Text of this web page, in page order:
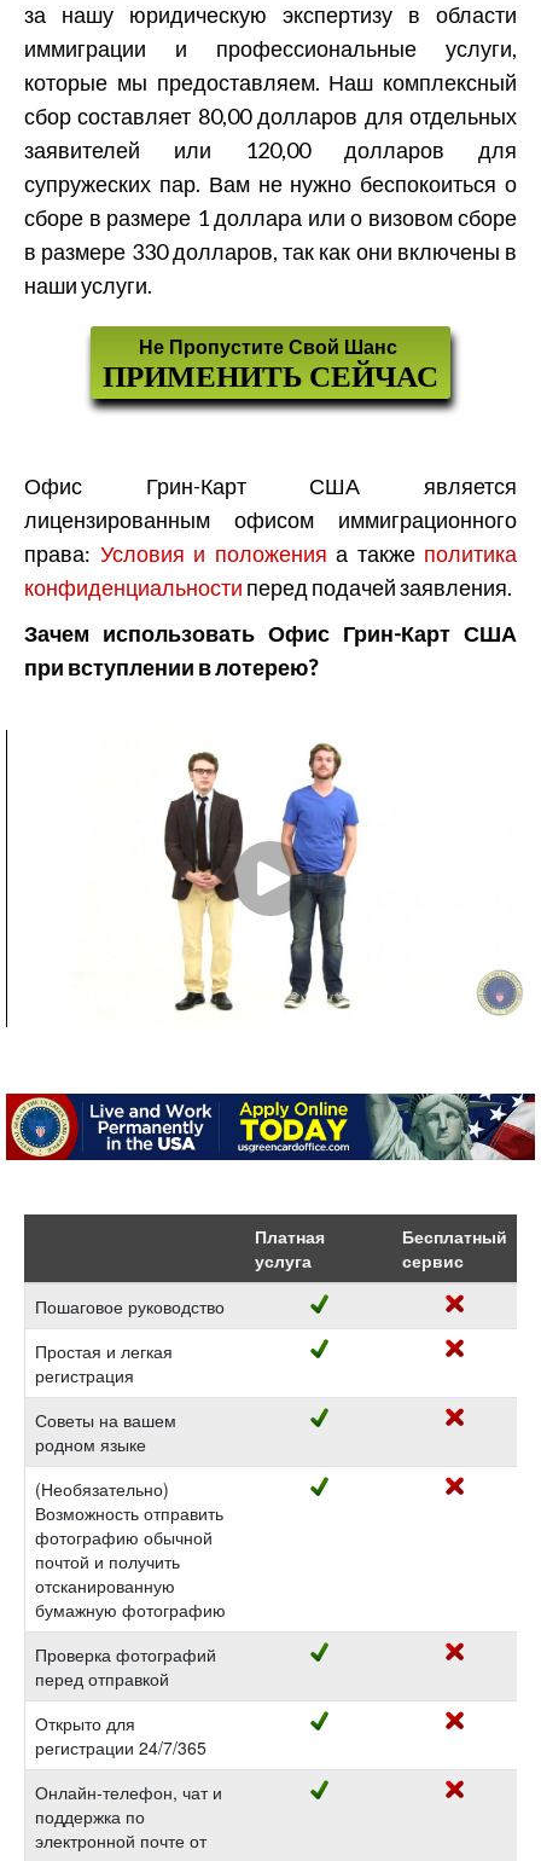
за нашу юридическую экспертизу в области
иммиграции и профессиональные услуги,
которые мы предоставляем. Наш комплексный
сбор составляет 80,00 долларов для отдельных
заявителей или 120,00 долларов для
супружеских пар. Вам не нужно беспокоиться о
сборе в размере 1 доллара или о визовом сборе
в размере 330 долларов, так как они включены в
наши услуги.
Не Пропустите Свой Шанс
ПРИМЕНИТЬ СЕЙЧАС
Офис Грин-Карт США является
лицензированным офисом иммиграционного
права: Условия и положения а такжеполитика
конфиденциальности перед подачей заявления.
Зачем использовать Офис Грин-Карт США
при вступлении в лотерею?
Платная
услуга
Бесплатный
сервис
Пошаговое руководство
Простая и легкая
регистрация
Советы на вашем
родном языке
(Необязательно)
Возможность отправить
фотографию обычной
почтой и получить
отсканированную
бумажную фотографию
Проверка фотографий
перед отправкой
Открыто для
регистрации 24/7/365
Онлайн-телефон, чат и
поддержка по
электронной почте от